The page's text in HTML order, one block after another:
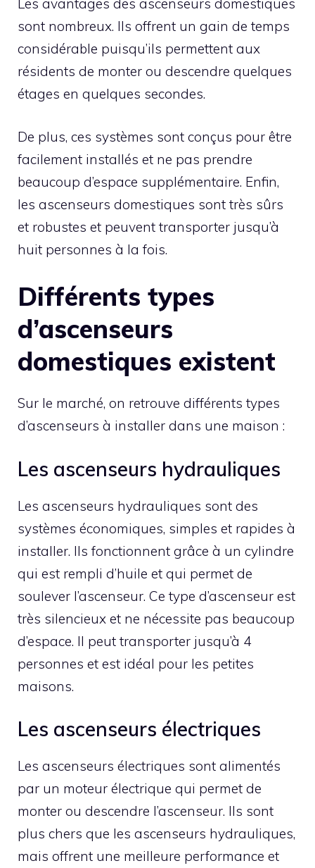
Les avantages des ascenseurs domestiques
sont nombreux. Ils offrent un gain de temps
considérable puisqu’ils permettent aux
résidents de monter ou descendre quelques
étages en quelques secondes.
De plus, ces systèmes sont conçus pour être
facilement installés et ne pas prendre
beaucoup d’espace supplémentaire. Enfin,
les ascenseurs domestiques sont très sûrs
et robustes et peuvent transporter jusqu’à
huit personnes à la fois.
Différents types
d’ascenseurs
domestiques existent
Sur le marché, on retrouve différents types
d’ascenseurs à installer dans une maison :
Les ascenseurs hydrauliques
Les ascenseurs hydrauliques sont des
systèmes économiques, simples et rapides à
installer. Ils fonctionnent grâce à un cylindre
qui est rempli d’huile et qui permet de
soulever l’ascenseur. Ce type d’ascenseur est
très silencieux et ne nécessite pas beaucoup
d’espace. Il peut transporter jusqu’à 4
personnes et est idéal pour les petites
maisons.
Les ascenseurs électriques
Les ascenseurs électriques sont alimentés
par un moteur électrique qui permet de
monter ou descendre l’ascenseur. Ils sont
plus chers que les ascenseurs hydrauliques,
mais offrent une meilleure performance et